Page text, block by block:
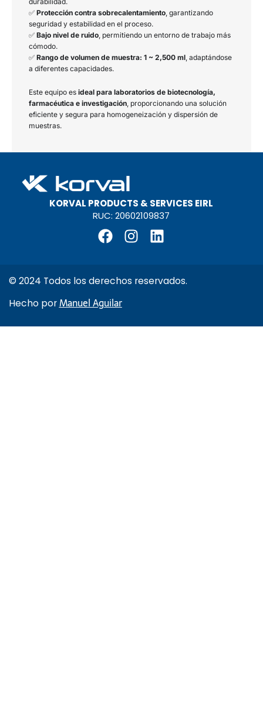
✅Protección contra sobrecalentamiento, garantizando
seguridad y estabilidad en el proceso.
✅Bajo nivel de ruido, permitiendo un entorno de trabajo más
cómodo.
✅Rango de volumen de muestra: 1 ~ 2,500 ml, adaptándose
a diferentes capacidades.
Este equipo esideal para laboratorios de biotecnología,
farmacéutica e investigación, proporcionando una solución
eficiente y segura para homogeneización y dispersión de
muestras.
KORVAL PRODUCTS & SERVICES EIRL
RUC: 20602109837
F
a
e
b
o
o
I
n
t
r
L
i
k
i
© 2024 Todos los derechos reservados.
Hecho porManuel Aguilar